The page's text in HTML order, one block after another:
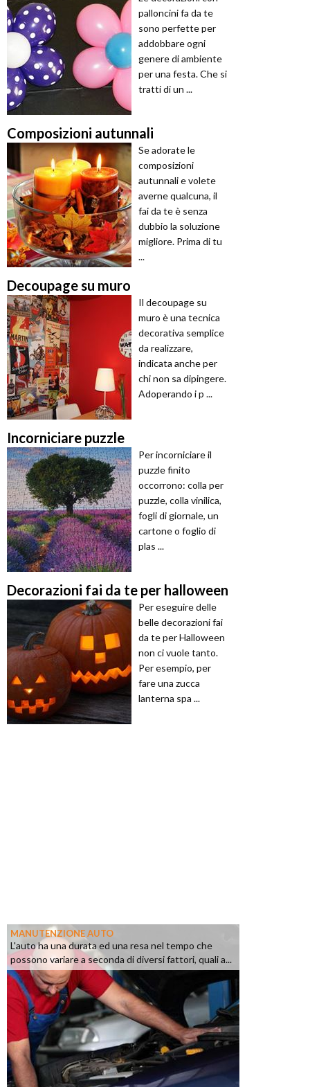
palloncini fa da te
sono perfette per
addobbare ogni
genere di ambiente
per una festa. Che si
tratti di un ...
Composizioni autunnali
Se adorate le
composizioni
autunnali e volete
averne qualcuna, il
fai da te è senza
dubbio la soluzione
migliore. Prima di tu
...
Decoupage su muro
Il decoupage su
muro è una tecnica
decorativa semplice
da realizzare,
indicata anche per
chi non sa dipingere.
Adoperando i p ...
Incorniciare puzzle
Per incorniciare il
puzzle finito
occorrono: colla per
puzzle, colla vinilica,
fogli di giornale, un
cartone o foglio di
plas ...
Decorazioni fai da te per halloween
Per eseguire delle
belle decorazioni fai
da te per Halloween
non ci vuole tanto.
Per esempio, per
fare una zucca
lanterna spa ...
MANUTENZIONE AUTO
L'auto ha una durata ed una resa nel tempo che
possono variare a seconda di diversi fattori, quali a...